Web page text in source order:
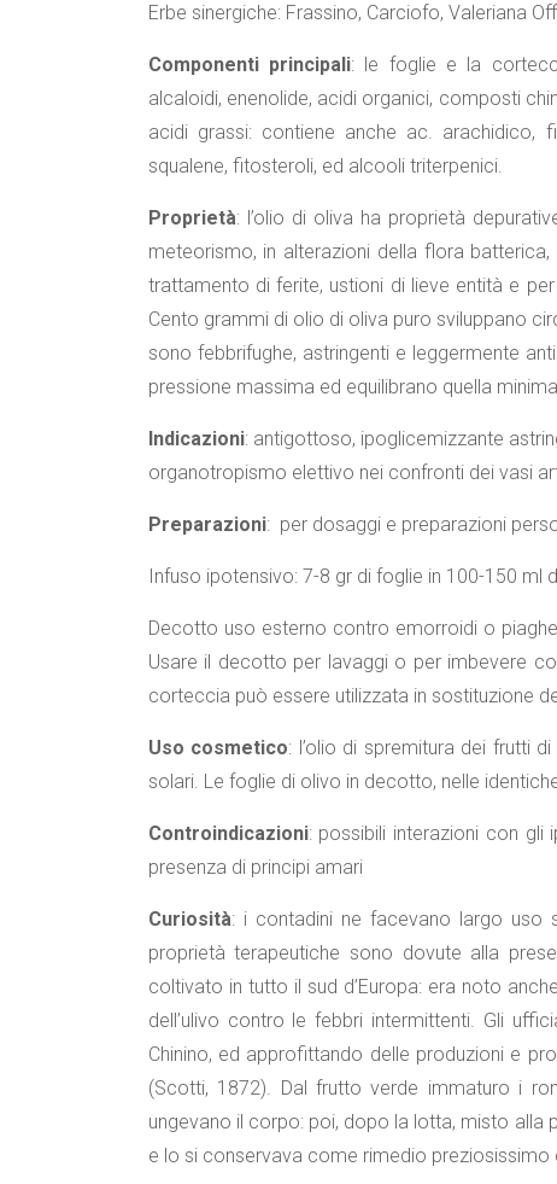
Erbe sinergiche: Frassino, Carciofo, Valeriana
Componenti principali: le foglie e la
alcaloidi, enenolide, acidi organici, composti
acidi grassi: contiene anche ac. arachidico,
squalene, fitosteroli, ed alcooli triterpenici.
Proprietà: l’olio di oliva ha proprietà
meteorismo, in alterazioni della flora
trattamento di ferite, ustioni di lieve entità e
Cento grammi di olio di oliva puro sviluppano
sono febbrifughe, astringenti e leggermente
pressione massima ed equilibrano quella
Indicazioni: antigottoso, ipoglicemizzante
organotropismo elettivo nei confronti dei vasi
Preparazioni: per dosaggi e preparazioni
Infuso ipotensivo: 7-8 gr di foglie in 100-150 ml
Decotto uso esterno contro emorroidi o
Usare il decotto per lavaggi o per imbevere
corteccia può essere utilizzata in sostituzione
Uso cosmetico: l’olio di spremitura dei frutti
solari. Le foglie di olivo in decotto, nelle
Controindicazioni: possibili interazioni con gli
presenza di principi amari
Curiosità: i contadini ne facevano largo uso
proprietà terapeutiche sono dovute alla
coltivato in tutto il sud d’Europa: era noto
dell’ulivo contro le febbri intermittenti. Gli
Chinino, ed approfittando delle produzioni e
(Scotti, 1872). Dal frutto verde immaturo i
ungevano il corpo: poi, dopo la lotta, misto alla
e lo si conservava come rimedio preziosissimo